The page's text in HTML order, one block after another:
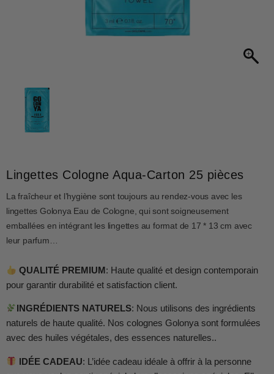
Lingettes Cologne Aqua-Carton 25 pièces
La fraîcheur et l’hygiène sont toujours au rendez-vous avec les
lingettes Golonya Eau de Cologne, qui sont soigneusement
emballées en intégrant les lingettes au format de 17 * 13 cm avec
leur parfum…
QUALITÉ PREMIUM: Haute qualité et design contemporain
pour garantir durabilité et satisfaction client.
INGRÉDIENTS NATURELS: Nous utilisons des ingrédients
naturels de haute qualité. Nos colognes Golonya sont formulées
avec des huiles végétales, des essences naturelles..
IDÉE CADEAU: L’idée cadeau idéale à offrir à la personne